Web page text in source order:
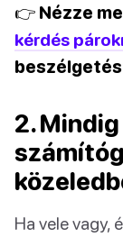
👉 Nézze
kérdés
2.
Ha vele vagy,